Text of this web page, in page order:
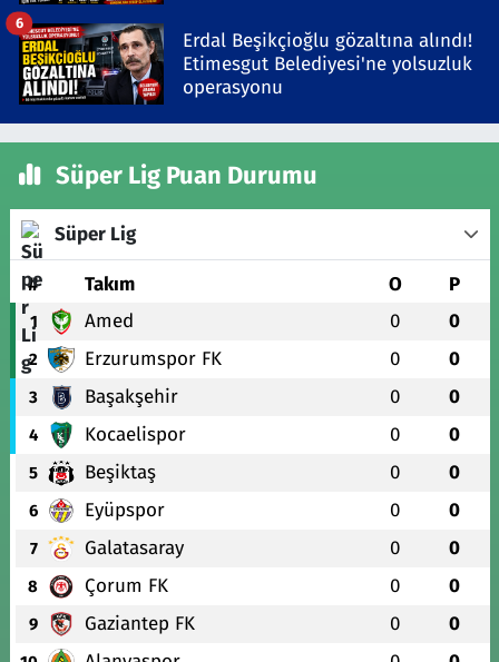
Erdal Beşikçioğlu gözaltına alındı!
Etimesgut Belediyesi'ne yolsuzluk
operasyonu
6
Süper Lig Puan Durumu
Süper Lig
# Takım O P
1 Amed 0 0
2 Erzurumspor FK 0 0
3 Başakşehir 0 0
4 Kocaelispor 0 0
5 Beşiktaş 0 0
6 Eyüpspor 0 0
7 Galatasaray 0 0
8 Çorum FK 0 0
9 Gaziantep FK 0 0